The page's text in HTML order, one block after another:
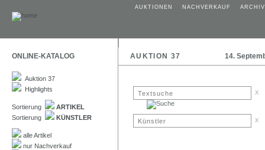
AUKTIONEN NACHVERKAUF ARCHIV
ONLINE-KATALOG AUKTION 37 14.
Auktion 37
Highlights
Sortierung
ARTIKEL
Sortierung
KÜNSTLER
alle Artikel
nur Nachverkauf
x
x